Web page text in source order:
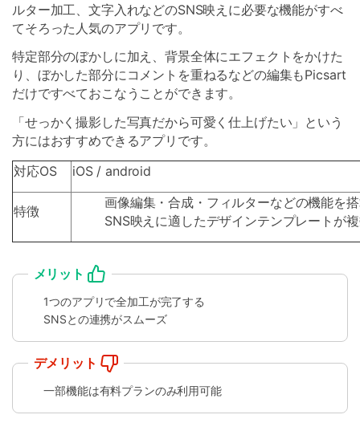
ルター加工、文字入れなどのSNS映えに必要な機能がすべ
てそろった人気のアプリです。
特定部分のぼかしに加え、背景全体にエフェクトをかけた
り、ぼかした部分にコメントを重ねるなどの編集もPicsart
だけですべておこなうことができます。
「せっかく撮影した写真だから可愛く仕上げたい」という
方にはおすすめできるアプリです。
対応OS
iOS / android
特徴
画像編集・合成・フィルターなどの機能を
SNS映えに適したデザインテンプレートが
メリット
1つのアプリで全加工が完了する
SNSとの連携がスムーズ
デメリット
一部機能は有料プランのみ利用可能